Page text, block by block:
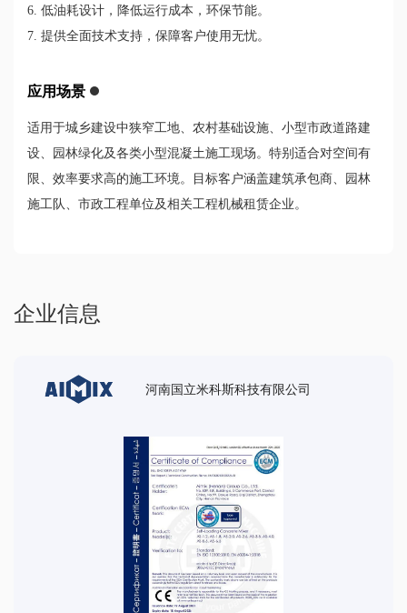
6. 低油耗设计，降低运行成本，环保节能。
7. 提供全面技术支持，保障客户使用无忧。
应用场景
适用于城乡建设中狭窄工地、农村基础设施、小型市政道路建
设、园林绿化及各类小型混凝土施工现场。特别适合对空间有
限、效率要求高的施工环境。目标客户涵盖建筑承包商、园林
施工队、市政工程单位及相关工程机械租赁企业。
企业信息
河南国立米科斯科技有限公司